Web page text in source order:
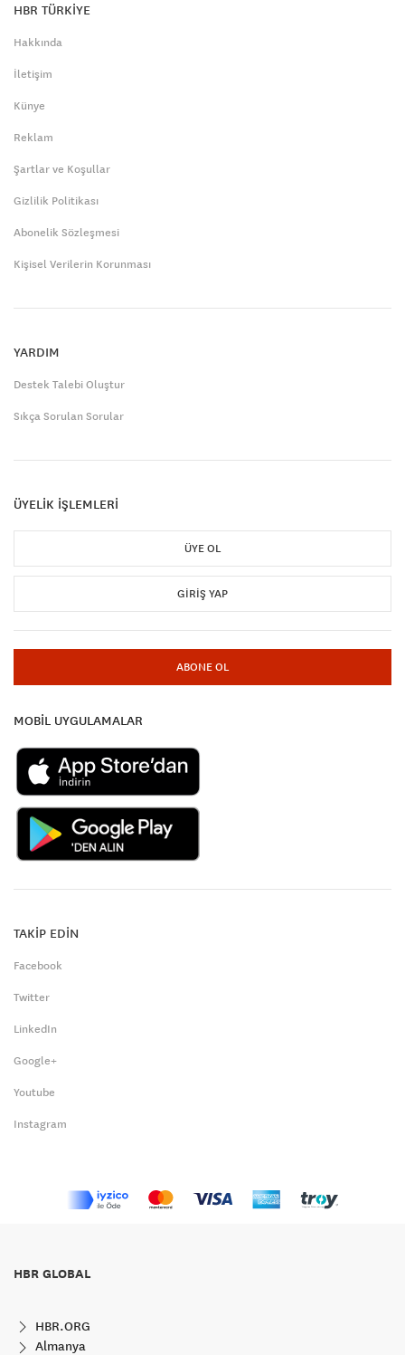
HBR TÜRKİYE
Hakkında
İletişim
Künye
Reklam
Şartlar ve Koşullar
Gizlilik Politikası
Abonelik Sözleşmesi
Kişisel Verilerin Korunması
YARDIM
Destek Talebi Oluştur
Sıkça Sorulan Sorular
ÜYELİK İŞLEMLERİ
ÜYE OL
GIRIŞ YAP
ABONE OL
MOBİL UYGULAMALAR
TAKİP EDİN
Facebook
Twitter
LinkedIn
Google+
Youtube
Instagram
HBR GLOBAL
HBR.ORG
Almanya